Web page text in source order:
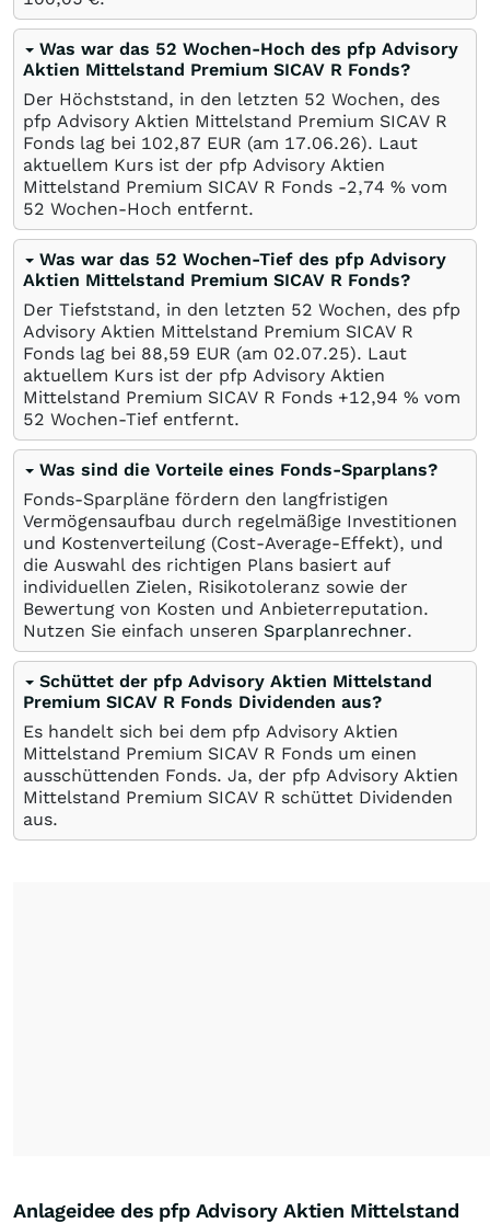
Was war das 52 Wochen-Hoch des pfp Advisory
Aktien Mittelstand Premium SICAV R Fonds?
Der Höchststand, in den letzten 52 Wochen, des
pfp Advisory Aktien Mittelstand Premium SICAV R
Fonds lag bei 102,87 EUR (am 17.06.26). Laut
aktuellem Kurs ist der pfp Advisory Aktien
Mittelstand Premium SICAV R Fonds -2,74 % vom
52 Wochen-Hoch entfernt.
Was war das 52 Wochen-Tief des pfp Advisory
Aktien Mittelstand Premium SICAV R Fonds?
Der Tiefststand, in den letzten 52 Wochen, des pfp
Advisory Aktien Mittelstand Premium SICAV R
Fonds lag bei 88,59 EUR (am 02.07.25). Laut
aktuellem Kurs ist der pfp Advisory Aktien
Mittelstand Premium SICAV R Fonds +12,94 % vom
52 Wochen-Tief entfernt.
Was sind die Vorteile eines Fonds-Sparplans?
Fonds-Sparpläne fördern den langfristigen
Vermögensaufbau durch regelmäßige Investitionen
und Kostenverteilung (Cost-Average-Effekt), und
die Auswahl des richtigen Plans basiert auf
individuellen Zielen, Risikotoleranz sowie der
Bewertung von Kosten und Anbieterreputation.
Nutzen Sie einfach unseren Sparplanrechner.
Schüttet der pfp Advisory Aktien Mittelstand
Premium SICAV R Fonds Dividenden aus?
Es handelt sich bei dem pfp Advisory Aktien
Mittelstand Premium SICAV R Fonds um einen
ausschüttenden Fonds. Ja, der pfp Advisory Aktien
Mittelstand Premium SICAV R schüttet Dividenden
aus.
Anlageidee des pfp Advisory Aktien Mittelstand